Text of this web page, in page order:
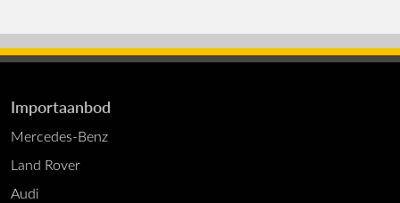
Importaanbod
Mercedes-Benz
Land Rover
Audi